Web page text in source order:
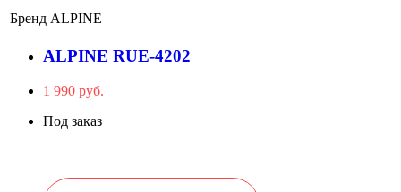
Бренд ALPINE
ALPINE RUE-4202
1 990 руб.
Под заказ